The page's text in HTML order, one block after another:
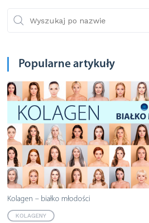
Popularne artykuły
Kolagen – białko młodości
KOLAGENY